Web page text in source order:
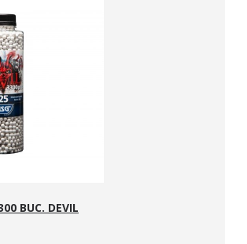
BUC. DEVIL